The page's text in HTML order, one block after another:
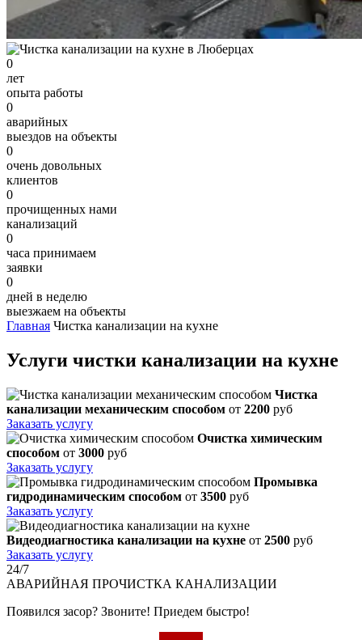
0
лет
опыта работы
0
аварийных
выездов на объекты
0
очень довольных
клиентов
0
прочищенных нами
канализаций
0
часа принимаем
заявки
0
дней в неделю
выезжаем на объекты
Главная Чистка канализации на кухне
Услуги чистки канализации на кухне
Чистка
канализации механическим способом от 2200 руб
Заказать услугу
Очистка химическим
способом от 3000 руб
Заказать услугу
Промывка
гидродинамическим способом от 3500 руб
Заказать услугу
Видеодиагностика канализации на кухне от 2500 руб
Заказать услугу
24/7
АВАРИЙНАЯ ПРОЧИСТКА КАНАЛИЗАЦИИ
Появился засор? Звоните! Приедем быстро!